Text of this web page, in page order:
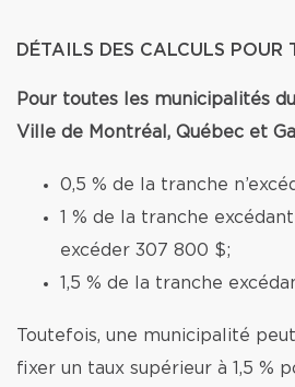
DÉTAILS DES CALCULS POUR
Pour toutes les municipalités
Ville de Montréal, Québec et
0,5 % de la tranche
1 % de la tranche
excéder 307 800 $;
1,5 % de la tranche
Toutefois, une municipalité
fixer un taux supérieur à 1,5 %